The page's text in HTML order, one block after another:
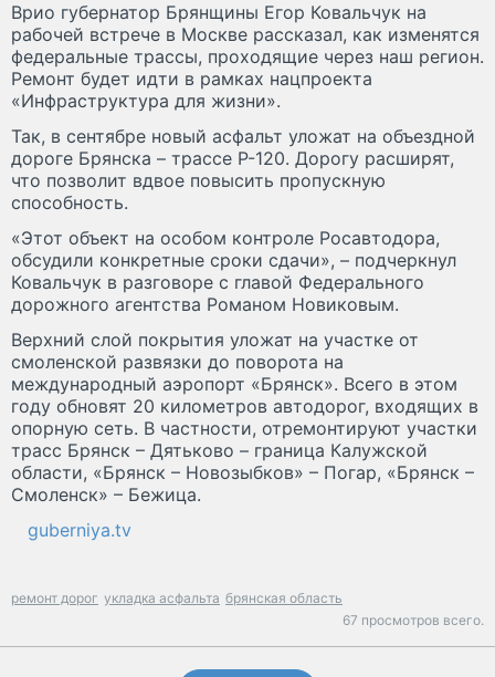
Врио губернатор Брянщины Егор Ковальчук на
рабочей встрече в Москве рассказал, как изменятся
федеральные трассы, проходящие через наш регион.
Ремонт будет идти в рамках нацпроекта
«Инфраструктура для жизни».
Так, в сентябре новый асфальт уложат на объездной
дороге Брянска – трассе Р-120. Дорогу расширят,
что позволит вдвое повысить пропускную
способность.
«Этот объект на особом контроле Росавтодора,
обсудили конкретные сроки сдачи», – подчеркнул
Ковальчук в разговоре с главой Федерального
дорожного агентства Романом Новиковым.
Верхний слой покрытия уложат на участке от
смоленской развязки до поворота на
международный аэропорт «Брянск». Всего в этом
году обновят 20 километров автодорог, входящих в
опорную сеть. В частности, отремонтируют участки
трасс Брянск – Дятьково – граница Калужской
области, «Брянск – Новозыбков» – Погар, «Брянск –
Смоленск» – Бежица.
guberniya.tv
ремонт дорог укладка асфальта брянская область
67 просмотров всего.